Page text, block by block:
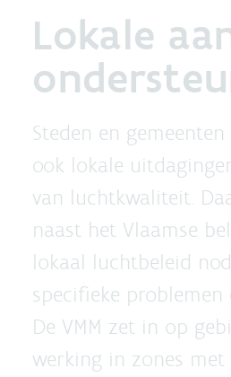
Lokale
Steden en
ook lokale
van luchtkwaliteit.
naast het Vlaamse
lokaal luchtbeleid
specifieke problemen
De VMM zet in op
werking in zones met